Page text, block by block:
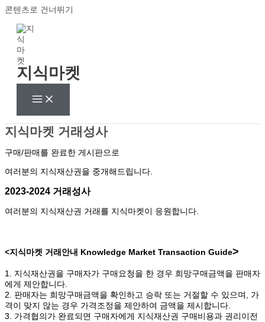
콘텐츠로 건너뛰기
지식마켓
지식마켓 거래성사
구매/판매를 완료한 게시판으로
여러분의 지식재산권을 중개해드립니다.
2023-2024 거래성사
여러분의 지식재산권 거래를 지식마켓이 응원합니다.
<지식마켓 거래안내 Knowledge Market Transaction Guide>
1. 지식재산권을 구매자가 구매요청을 한 경우 희망구매금액을 판매자
에게 제안합니다.
2. 판매자는 희망구매금액을 확인하고 승락 또는 거절할 수 있으며, 가
격이 맞지 않는 경우 가격조정을 제안하여 금액을 제시합니다.
3. 가격협의가 완료되면 구매자에게 지식재산권 구매비용과 권리이전